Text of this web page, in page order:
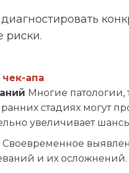
риски.
апа
Многие патологии,
стадиях могут
увеличивает
Своевременное
и их осложнений.